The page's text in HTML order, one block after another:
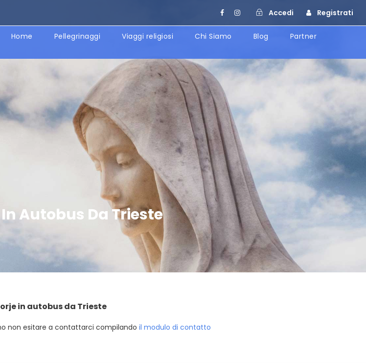
Accedi Registrati
Home Pellegrinaggi Viaggi religiosi Chi Siamo Blog Partner
Autobus Da Trieste
in autobus da Trieste
non esitare a contattarci compilando il modulo di contatto